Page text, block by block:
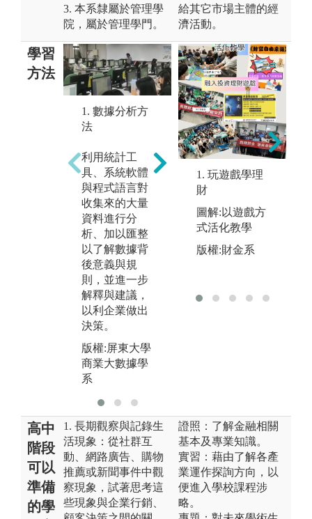
3. 本系隸屬於管理學
院，屬於管理學門。
給其它市場主體的經
濟活動。
學習
方法
1. 數據分析方
法
利用統計工
具、系統軟體
與程式語言對
收集來的大量
資料進行分
析、加以匯整
以了解數據背
後意義與規
則，並進一步
解釋與建議，
以利企業做出
決策。
版權:屏東大學
商業大數據學
系
2. 個案研究方
法
針對實際的企
狀況或問題描
述，印證理論
觀念與方法並
版權:屏東大學
1. 玩遊戲學理
財
圖解:以遊戲方
式活化教學
版權:財金系
高中
階段
可以
準備
的學
1. 長期觀察與記錄生
活現象：從社群互
動、網路廣告、購物
推薦或新聞事件中觀
察現象，試著思考這
些現象與企業行銷、
證照：了解金融相關
基本及專業知識。
實習：藉由了解各產
業運作探詢方向，以
便進入學校課程涉
略。